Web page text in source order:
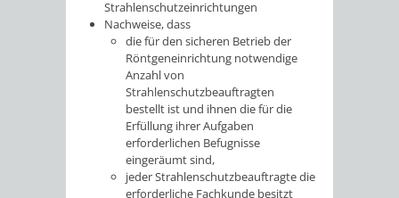
Strahlenschutzeinrichtungen
Nachweise, dass
die für den sicheren Betrieb der
Röntgeneinrichtung notwendige
Anzahl von
Strahlenschutzbeauftragten
bestellt ist und ihnen die für die
Erfüllung ihrer Aufgaben
erforderlichen Befugnisse
eingeräumt sind,
jeder Strahlenschutzbeauftragte die
erforderliche Fachkunde besitzt